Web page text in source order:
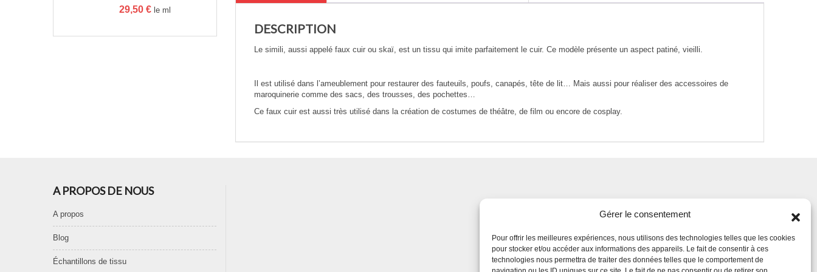
Gérer le consentement
Pour offrir les meilleures expériences, nous utilisons des technologies telles que les cookies
pour stocker et/ou accéder aux informations des appareils. Le fait de consentir à ces
technologies nous permettra de traiter des données telles que le comportement de
29,50 € le ml
DESCRIPTION
Le simili, aussi appelé faux cuir ou skaï, est un tissu qui imite parfaitement le cuir. Ce modèle présente un aspect patiné, vieilli.
Il est utilisé dans l’ameublement pour restaurer des fauteuils, poufs, canapés, tête de lit… Mais aussi pour réaliser des accessoires de
maroquinerie comme des sacs, des trousses, des pochettes…
Ce faux cuir est aussi très utilisé dans la création de costumes de théâtre, de film ou encore de cosplay.
A PROPOS DE NOUS
A propos
Blog
Échantillons de tissu